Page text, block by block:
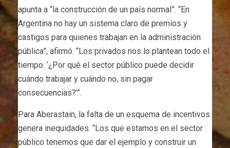
apunta a “la construcción de un país normal”. “En
Argentina no hay un sistema claro de premios y
castigos para quienes trabajan en la administración
pública”, afirmó. “Los privados nos lo plantean todo el
tiempo: ‘¿Por qué el sector público puede decidir
cuándo trabajar y cuándo no, sin pagar
consecuencias?’”.
Para Aberastain, la falta de un esquema de incentivos
genera inequidades. “Los que estamos en el sector
público tenemos que dar el ejemplo y construir un